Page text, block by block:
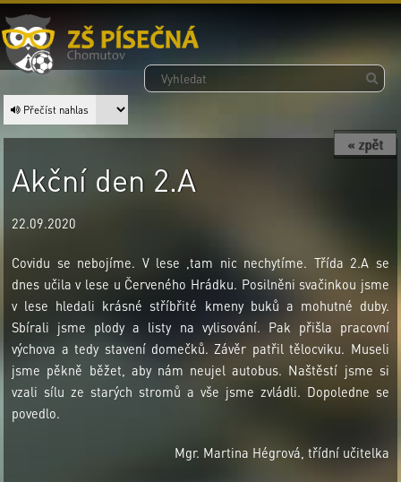
Přečíst nahlas
« zpět
Akční den 2.A
22.09.2020
Covidu se nebojíme. V lese ,tam nic nechytíme. Třída 2.A se
dnes učila v lese u Červeného Hrádku. Posilněni svačinkou jsme
v lese hledali krásné stříbřité kmeny buků a mohutné duby.
Sbírali jsme plody a listy na vylisování. Pak přišla pracovní
výchova a tedy stavení domečků. Závěr patřil tělocviku. Museli
jsme pěkně běžet, aby nám neujel autobus. Naštěstí jsme si
vzali sílu ze starých stromů a vše jsme zvládli. Dopoledne se
povedlo.
Mgr. Martina Hégrová, třídní učitelka